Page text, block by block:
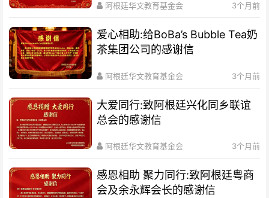
阿根廷华文教育基金会 3个月前
爱心相助:给BoBa’s Bubble Tea奶
茶集团公司的感谢信
阿根廷华文教育基金会 3个月前
大爱同行:致阿根廷兴化同乡联谊
总会的感谢信
阿根廷华文教育基金会 3个月前
感恩相助 聚力同行:致阿根廷粤商
会及余永辉会长的感谢信